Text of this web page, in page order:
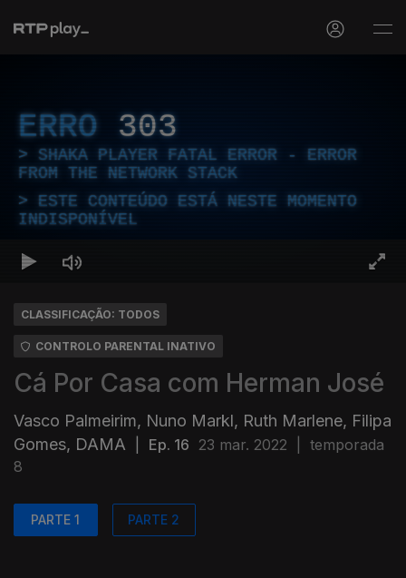
ERRO 303
SHAKA PLAYER FATAL ERROR - ERROR
FROM THE NETWORK STACK
ESTE CONTEÚDO ESTÁ NESTE MOMENTO
INDISPONÍVEL
CLASSIFICAÇÃO: TODOS
CONTROLO PARENTAL INATIVO
Cá Por Casa com Herman José
Vasco Palmeirim, Nuno Markl, Ruth Marlene, Filipa
Gomes, DAMA
Ep. 16 23 mar. 2022
temporada
8
PARTE 1 PARTE 2